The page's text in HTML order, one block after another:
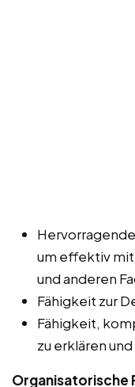
um effektiv
und anderen
Fähigkeit zur
Fähigkeit,
zu erklären
Organisatorische